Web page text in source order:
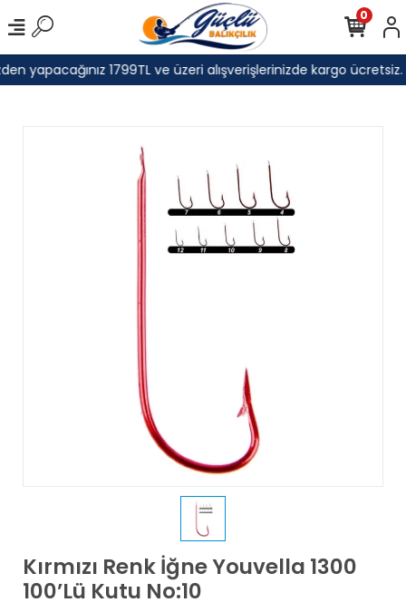
yapacağınız 1799TL ve üzeri alışverişlerinizde kargo ücretsiz.
0
Kırmızı Renk İğne Youvella 1300
100’Lü Kutu No:10